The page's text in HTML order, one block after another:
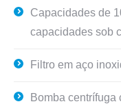
Capacidades de
capacidades sob
Filtro em aço
Bomba centrífuga